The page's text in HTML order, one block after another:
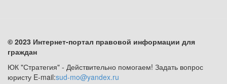
© 2023 Интернет-портал правовой информации для
граждан
ЮК "Стратегия" - Действительно помогаем! Задать вопрос
юристу E-mail:sud-mo@yandex.ru